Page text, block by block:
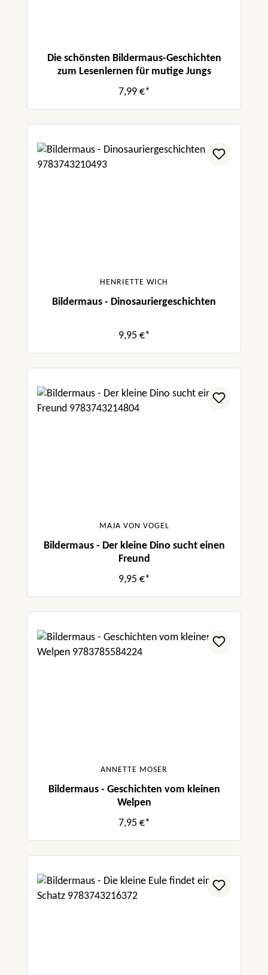
Die schönsten Bildermaus-Geschichten
zum Lesenlernen für mutige Jungs
7,99 €*
HENRIETTE WICH
Bildermaus - Dinosauriergeschichten
9,95 €*
MAJA VON VOGEL
Bildermaus - Der kleine Dino sucht einen
Freund
9,95 €*
ANNETTE MOSER
Bildermaus - Geschichten vom kleinen
Welpen
7,95 €*